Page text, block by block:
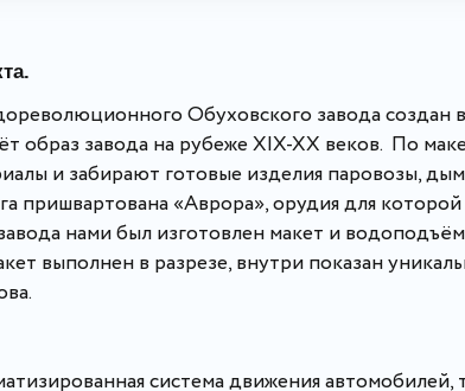
Обуховского завода создан
образ завода на рубеже ХIХ-ХХ веков. По
и забирают готовые изделия паровозы,
пришвартована «Аврора», орудия для
нами был изготовлен макет и
выполнен в разрезе, внутри показан
система движения